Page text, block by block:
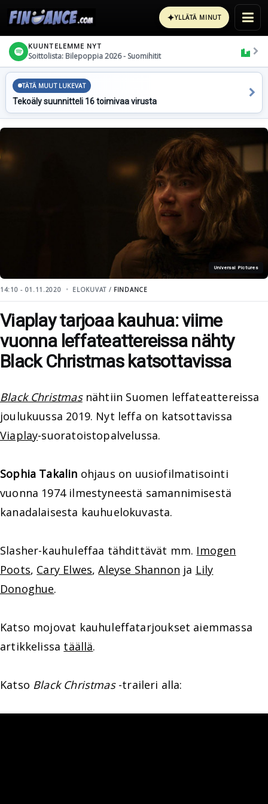
✦YLLÄTÄ MINUT
KUUNTELEMME NYT
Soittolista: Bilepoppia 2026 - Suomihitit
TÄTÄ MUUT LUKEVAT
Tekoäly suunnitteli 16 toimivaa virusta
Universal Pictures
14:10 - 01.11.2020 ELOKUVAT / FINDANCE
Viaplay tarjoaa kauhua: viime
vuonna leffateattereissa nähty
Black Christmas katsottavissa
Black Christmasnähtiin Suomen leffateattereissa
joulukuussa 2019. Nyt leffa on katsottavissa
Viaplay-suoratoistopalvelussa.
Sophia Takalin ohjaus on uusiofilmatisointi
vuonna 1974 ilmestyneestä samannimisestä
kanadalaisesta kauhuelokuvasta.
Slasher-kauhuleffaa tähdittävät mm. Imogen
Poots, Cary Elwes,Aleyse Shannon ja Lily
Donoghue.
Katso mojovat kauhuleffatarjoukset aiemmassa
artikkelissa täällä.
Katso Black Christmas-traileri alla: